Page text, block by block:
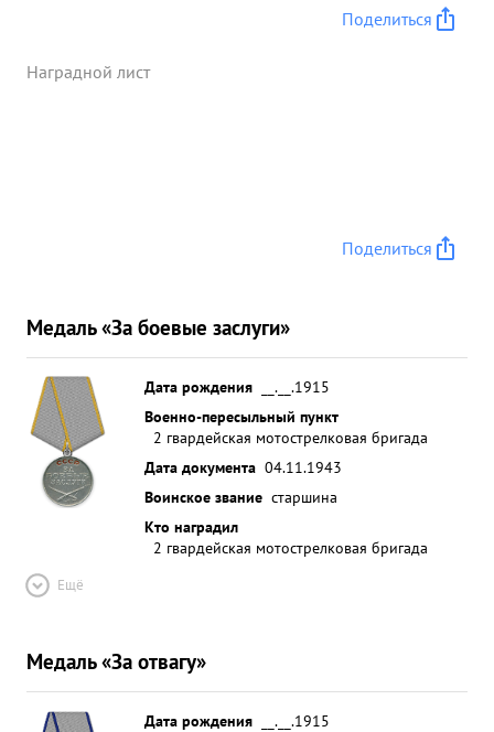
Поделиться
Наградной лист
Поделиться
Медаль «За боевые заслуги»
Дата рождения
__.__.1915
Военно-пересыльный пункт
2 гвардейская мотострелковая бригада
Дата документа 04.11.1943
Воинское звание старшина
Кто наградил
2 гвардейская мотострелковая бригада
Ещё
Медаль «За отвагу»
Дата рождения
__.__.1915